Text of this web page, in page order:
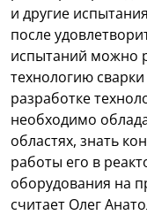
и другие
после
испытаний можно
технологию
разработке
необходимо
областях, знать
работы его в
оборудования на
считает Олег